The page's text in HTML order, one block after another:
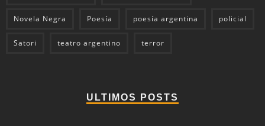
Novela Negra Poesía poesía argentina policial
Satori teatro argentino terror
ULTIMOS POSTS